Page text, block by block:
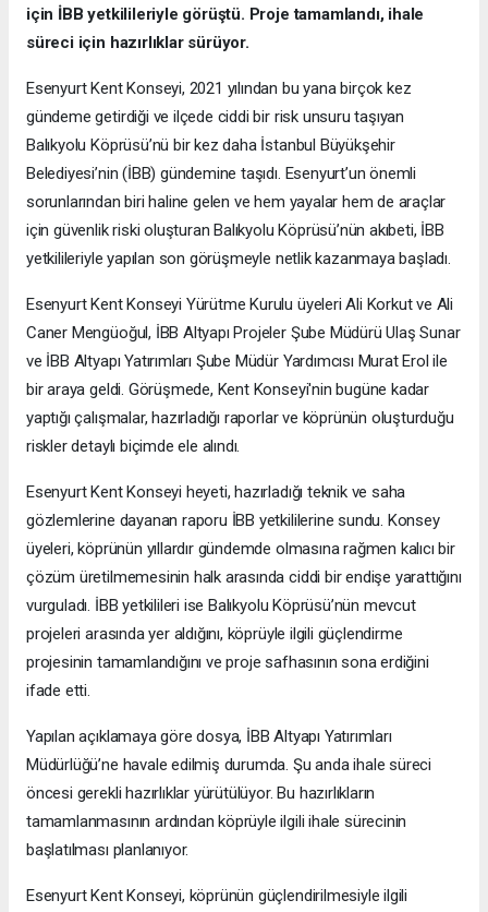
için İBB yetkilileriyle görüştü. Proje tamamlandı, ihale
süreci için hazırlıklar sürüyor.
Esenyurt Kent Konseyi, 2021 yılından bu yana birçok kez
gündeme getirdiği ve ilçede ciddi bir risk unsuru taşıyan
Balıkyolu Köprüsü’nü bir kez daha İstanbul Büyükşehir
Belediyesi’nin (İBB) gündemine taşıdı. Esenyurt’un önemli
sorunlarından biri haline gelen ve hem yayalar hem de araçlar
için güvenlik riski oluşturan Balıkyolu Köprüsü’nün akıbeti, İBB
yetkilileriyle yapılan son görüşmeyle netlik kazanmaya başladı.
Esenyurt Kent Konseyi Yürütme Kurulu üyeleri Ali Korkut ve Ali
Caner Mengüoğul, İBB Altyapı Projeler Şube Müdürü Ulaş Sunar
ve İBB Altyapı Yatırımları Şube Müdür Yardımcısı Murat Erol ile
bir araya geldi. Görüşmede, Kent Konseyi'nin bugüne kadar
yaptığı çalışmalar, hazırladığı raporlar ve köprünün oluşturduğu
riskler detaylı biçimde ele alındı.
Esenyurt Kent Konseyi heyeti, hazırladığı teknik ve saha
gözlemlerine dayanan raporu İBB yetkililerine sundu. Konsey
üyeleri, köprünün yıllardır gündemde olmasına rağmen kalıcı bir
çözüm üretilmemesinin halk arasında ciddi bir endişe yarattığını
vurguladı. İBB yetkilileri ise Balıkyolu Köprüsü’nün mevcut
projeleri arasında yer aldığını, köprüyle ilgili güçlendirme
projesinin tamamlandığını ve proje safhasının sona erdiğini
ifade etti.
Yapılan açıklamaya göre dosya, İBB Altyapı Yatırımları
Müdürlüğü’ne havale edilmiş durumda. Şu anda ihale süreci
öncesi gerekli hazırlıklar yürütülüyor. Bu hazırlıkların
tamamlanmasının ardından köprüyle ilgili ihale sürecinin
başlatılması planlanıyor.
Esenyurt Kent Konseyi, köprünün güçlendirilmesiyle ilgili